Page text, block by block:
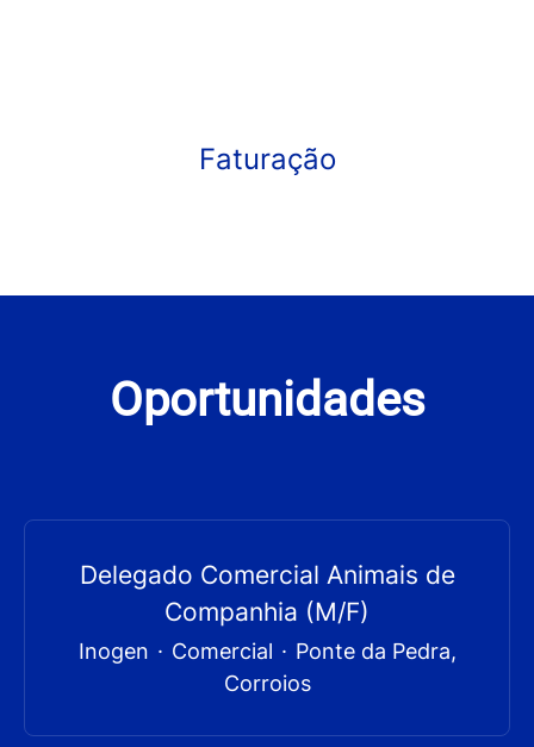
Faturação
Oportunidades
Delegado Comercial Animais de
Companhia (M/F)
Inogen · Comercial · Ponte da Pedra,
Corroios